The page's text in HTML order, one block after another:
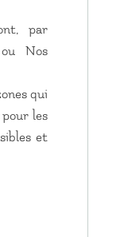
par
Nos
qui
les
et